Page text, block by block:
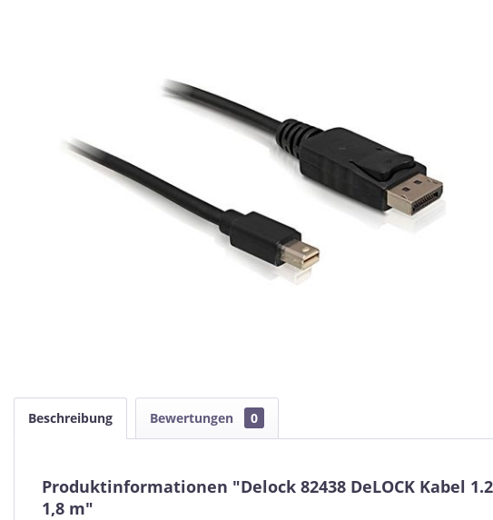
Beschreibung Bewertungen 0
Produktinformationen "Delock 82438 DeLOCK Kabel
1,8 m"